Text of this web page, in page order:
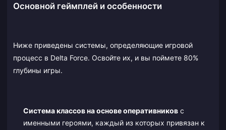
Основной геймплей и особенности
Ниже приведены системы, определяющие игровой
процесс в Delta Force. Освойте их, и вы поймете 80%
глубины игры.
Система классов на основе оперативниковс
именными героями, каждый из которых привязан к